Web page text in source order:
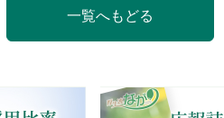
一覧へもどる